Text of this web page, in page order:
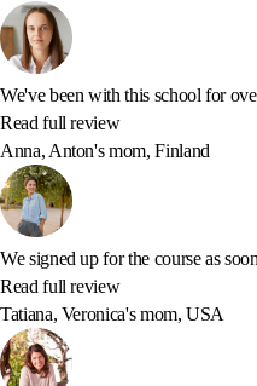
We've been with this school for
Read full review
Anna, Anton's mom, Finland
We signed up for the course as
Read full review
Tatiana, Veronica's mom, USA